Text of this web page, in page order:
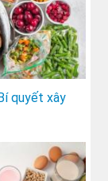
quyết xây